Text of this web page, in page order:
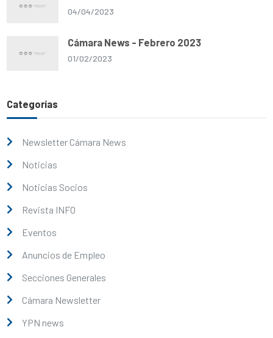
04/04/2023
Cámara News - Febrero 2023
01/02/2023
Categorías
Newsletter Cámara News
Noticias
Noticias Socios
Revista INFO
Eventos
Anuncios de Empleo
Secciones Generales
Cámara Newsletter
YPN news